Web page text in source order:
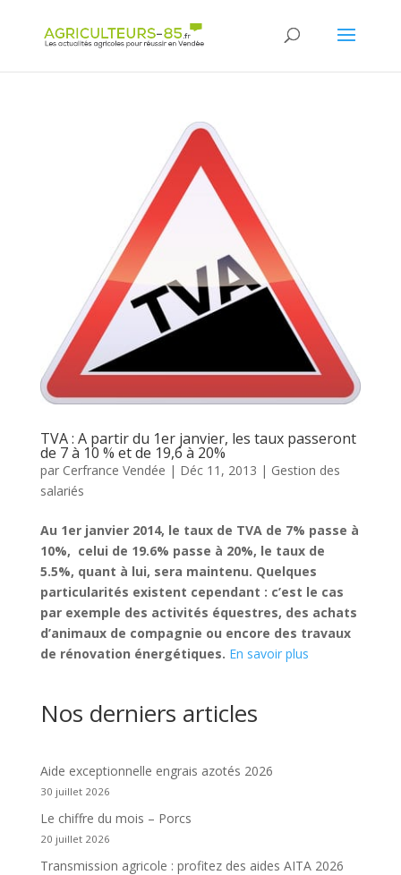
TVA : A partir du 1er janvier, les taux passeront
de 7 à 10 % et de 19,6 à 20%
par Cerfrance Vendée | Déc 11, 2013 | Gestion des
salariés
Au 1er janvier 2014, le taux de TVA de 7% passe à
10%, celui de 19.6% passe à 20%, le taux de
5.5%, quant à lui, sera maintenu. Quelques
particularités existent cependant : c’est le cas
par exemple des activités équestres, des achats
d’animaux de compagnie ou encore des travaux
de rénovation énergétiques. En savoir plus
Nos derniers articles
Aide exceptionnelle engrais azotés 2026
30 juillet 2026
Le chiffre du mois – Porcs
20 juillet 2026
Transmission agricole : profitez des aides AITA 2026